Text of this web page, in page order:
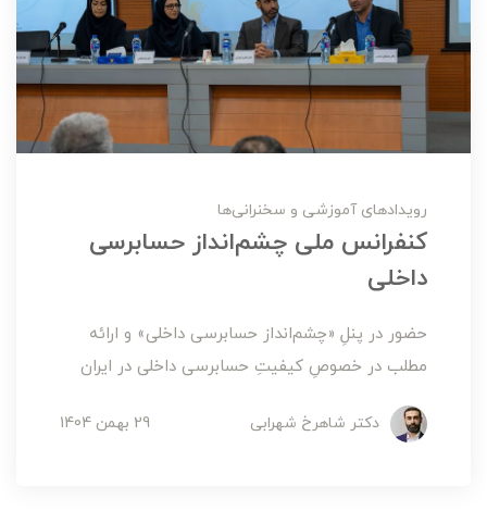
رویدادهای آموزشی و سخنرانی‌ها
کنفرانس ملی چشم‌انداز حسابرسی
داخلی
حضور در پنلِ «چشم‌انداز حسابرسی داخلی» و ارائه
مطلب در خصوصِ کیفیتِ حسابرسی داخلی در ایران
دکتر شاهرخ شهرابی 29 بهمن 1404